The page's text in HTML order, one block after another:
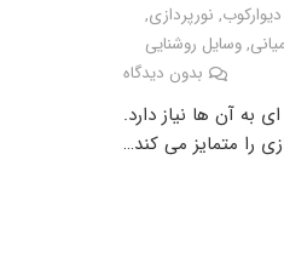
, نورپردازی,
,وسایل روشنایی
بدون دیدگاه
به آن ها نیاز دارد.
را متمایز می کند…